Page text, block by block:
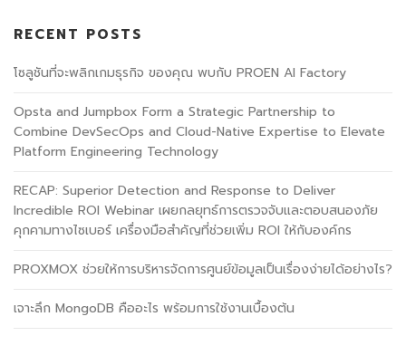
RECENT POSTS
โซลูชันที่จะพลิกเกมธุรกิจ ของคุณ พบกับ PROEN AI Factory
Opsta and Jumpbox Form a Strategic Partnership to
Combine DevSecOps and Cloud-Native Expertise to Elevate
Platform Engineering Technology
RECAP: Superior Detection and Response to Deliver
Incredible ROI Webinar เผยกลยุทธ์การตรวจจับและตอบสนองภัย
คุกคามทางไซเบอร์ เครื่องมือสำคัญที่ช่วยเพิ่ม ROI ให้กับองค์กร
PROXMOX ช่วยให้การบริหารจัดการศูนย์ข้อมูลเป็นเรื่องง่ายได้อย่างไร?
เจาะลึก MongoDB คืออะไร พร้อมการใช้งานเบื้องต้น